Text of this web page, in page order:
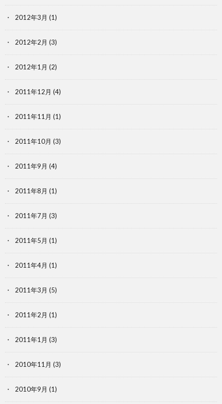
2012年3月 (1)
2012年2月 (3)
2012年1月 (2)
2011年12月 (4)
2011年11月 (1)
2011年10月 (3)
2011年9月 (4)
2011年8月 (1)
2011年7月 (3)
2011年5月 (1)
2011年4月 (1)
2011年3月 (5)
2011年2月 (1)
2011年1月 (3)
2010年11月 (3)
2010年9月 (1)